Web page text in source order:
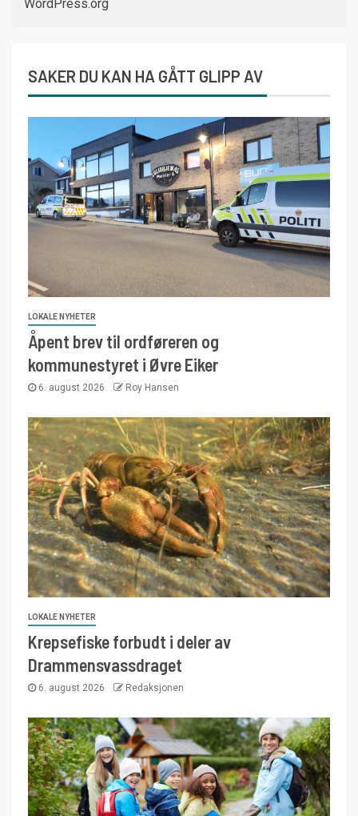
WordPress.org
SAKER DU KAN HA GÅTT GLIPP AV
LOKALE NYHETER
Åpent brev til ordføreren og
kommunestyret i Øvre Eiker
6. august 2026 Roy Hansen
LOKALE NYHETER
Krepsefiske forbudt i deler av
Drammensvassdraget
6. august 2026 Redaksjonen